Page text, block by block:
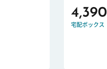
4,390
宅配ボックス